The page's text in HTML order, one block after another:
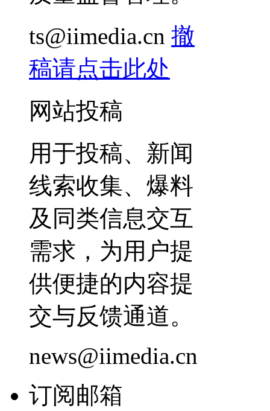
ts@iimedia.cn 撤
稿请点击此处
网站投稿
用于投稿、新闻
线索收集、爆料
及同类信息交互
需求，为用户提
供便捷的内容提
交与反馈通道。
news@iimedia.cn
订阅邮箱